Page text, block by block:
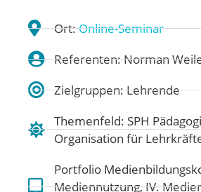
Ort:Online-Seminar
Referenten: Norman
Zielgruppen: Lehrende
Themenfeld: SPH
Organisation für
Portfolio
Mediennutzung,IV.